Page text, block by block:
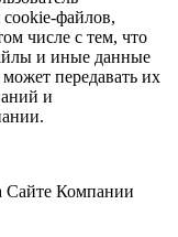
cookie-файлов,
числе с тем, что
и иные данные
передавать их
и
Сайте Компании